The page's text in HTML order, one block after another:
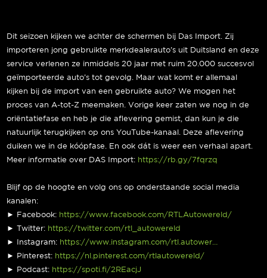
Dit seizoen kijken we achter de schermen bij Das Import. Zij
importeren jong gebruikte merkdealerauto’s uit Duitsland en deze
service verlenen ze inmiddels 20 jaar met ruim 20.000 succesvol
geïmporteerde auto’s tot gevolg. Maar wat komt er allemaal
kijken bij de import van een gebruikte auto? We mogen het
proces van A-tot-Z meemaken. Vorige keer zaten we nog in de
oriëntatiefase en heb je die aflevering gemist, dan kun je die
natuurlijk terugkijken op ons YouTube-kanaal. Deze aflevering
duiken we in de kóópfase. En ook dát is weer een verhaal apart.
Meer informatie over DAS Import: https://rb.gy/7fqrzq
Blijf op de hoogte en volg ons op onderstaande social media
kanalen:
► Facebook: https://www.facebook.com/RTLAutowereld/
► Twitter: https://twitter.com/rtl_autowereld
► Instagram: https://www.instagram.com/rtl.autower…
► Pinterest: https://nl.pinterest.com/rtlautowereld/
► Podcast: https://spoti.fi/2REacjJ